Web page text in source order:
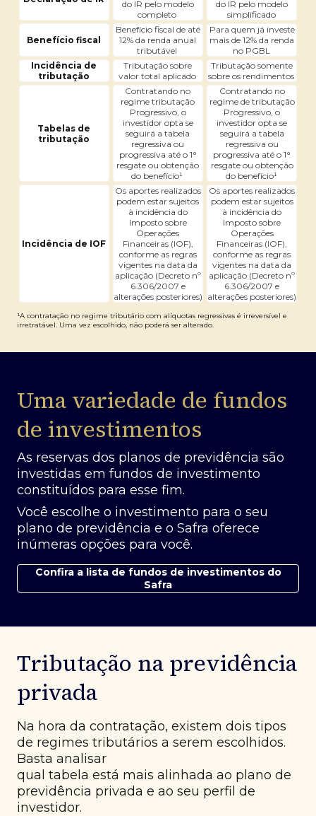
do IR pelo modelo
completo
do IR pelo modelo
simplificado
Benefício fiscal
Benefício fiscal de até
12% da renda anual
tributável
Para quem já investe
mais de 12% da renda
no PGBL
Incidência de
tributação
Tributação sobre
valor total aplicado
Tributação somente
sobre os rendimentos
Tabelas de
tributação
Contratando no
regime tributação
Progressivo, o
investidor opta se
seguirá a tabela
regressiva ou
progressiva até o 1°
resgate ou obtenção
do benefício¹
Contratando no
regime de tributação
Progressivo, o
investidor opta se
seguirá a tabela
regressiva ou
progressiva até o 1°
resgate ou obtenção
do benefício¹
Incidência de IOF
Os aportes realizados
podem estar sujeitos
à incidência do
Imposto sobre
Operações
Financeiras (IOF),
conforme as regras
vigentes na data da
aplicação (Decreto nº
6.306/2007 e
alterações posteriores)
Os aportes realizados
podem estar sujeitos
à incidência do
Imposto sobre
Operações
Financeiras (IOF),
conforme as regras
vigentes na data da
aplicação (Decreto nº
6.306/2007 e
alterações posteriores)
¹A contratação no regime tributário com alíquotas regressivas é irreversível e
irretratável. Uma vez escolhido, não poderá ser alterado.
Uma variedade de fundos
de investimentos
As reservas dos planos de previdência são
investidas em fundos de investimento
constituídos para esse fim.
Você escolhe o investimento para o seu
plano de previdência e o Safra oferece
inúmeras opções para você.
Confira a lista de fundos de investimentos do
Safra
Tributação na previdência
privada
Na hora da contratação, existem dois tipos
de regimes tributários a serem escolhidos.
Basta analisar
qual tabela está mais alinhada ao plano de
previdência privada e ao seu perfil de
investidor.